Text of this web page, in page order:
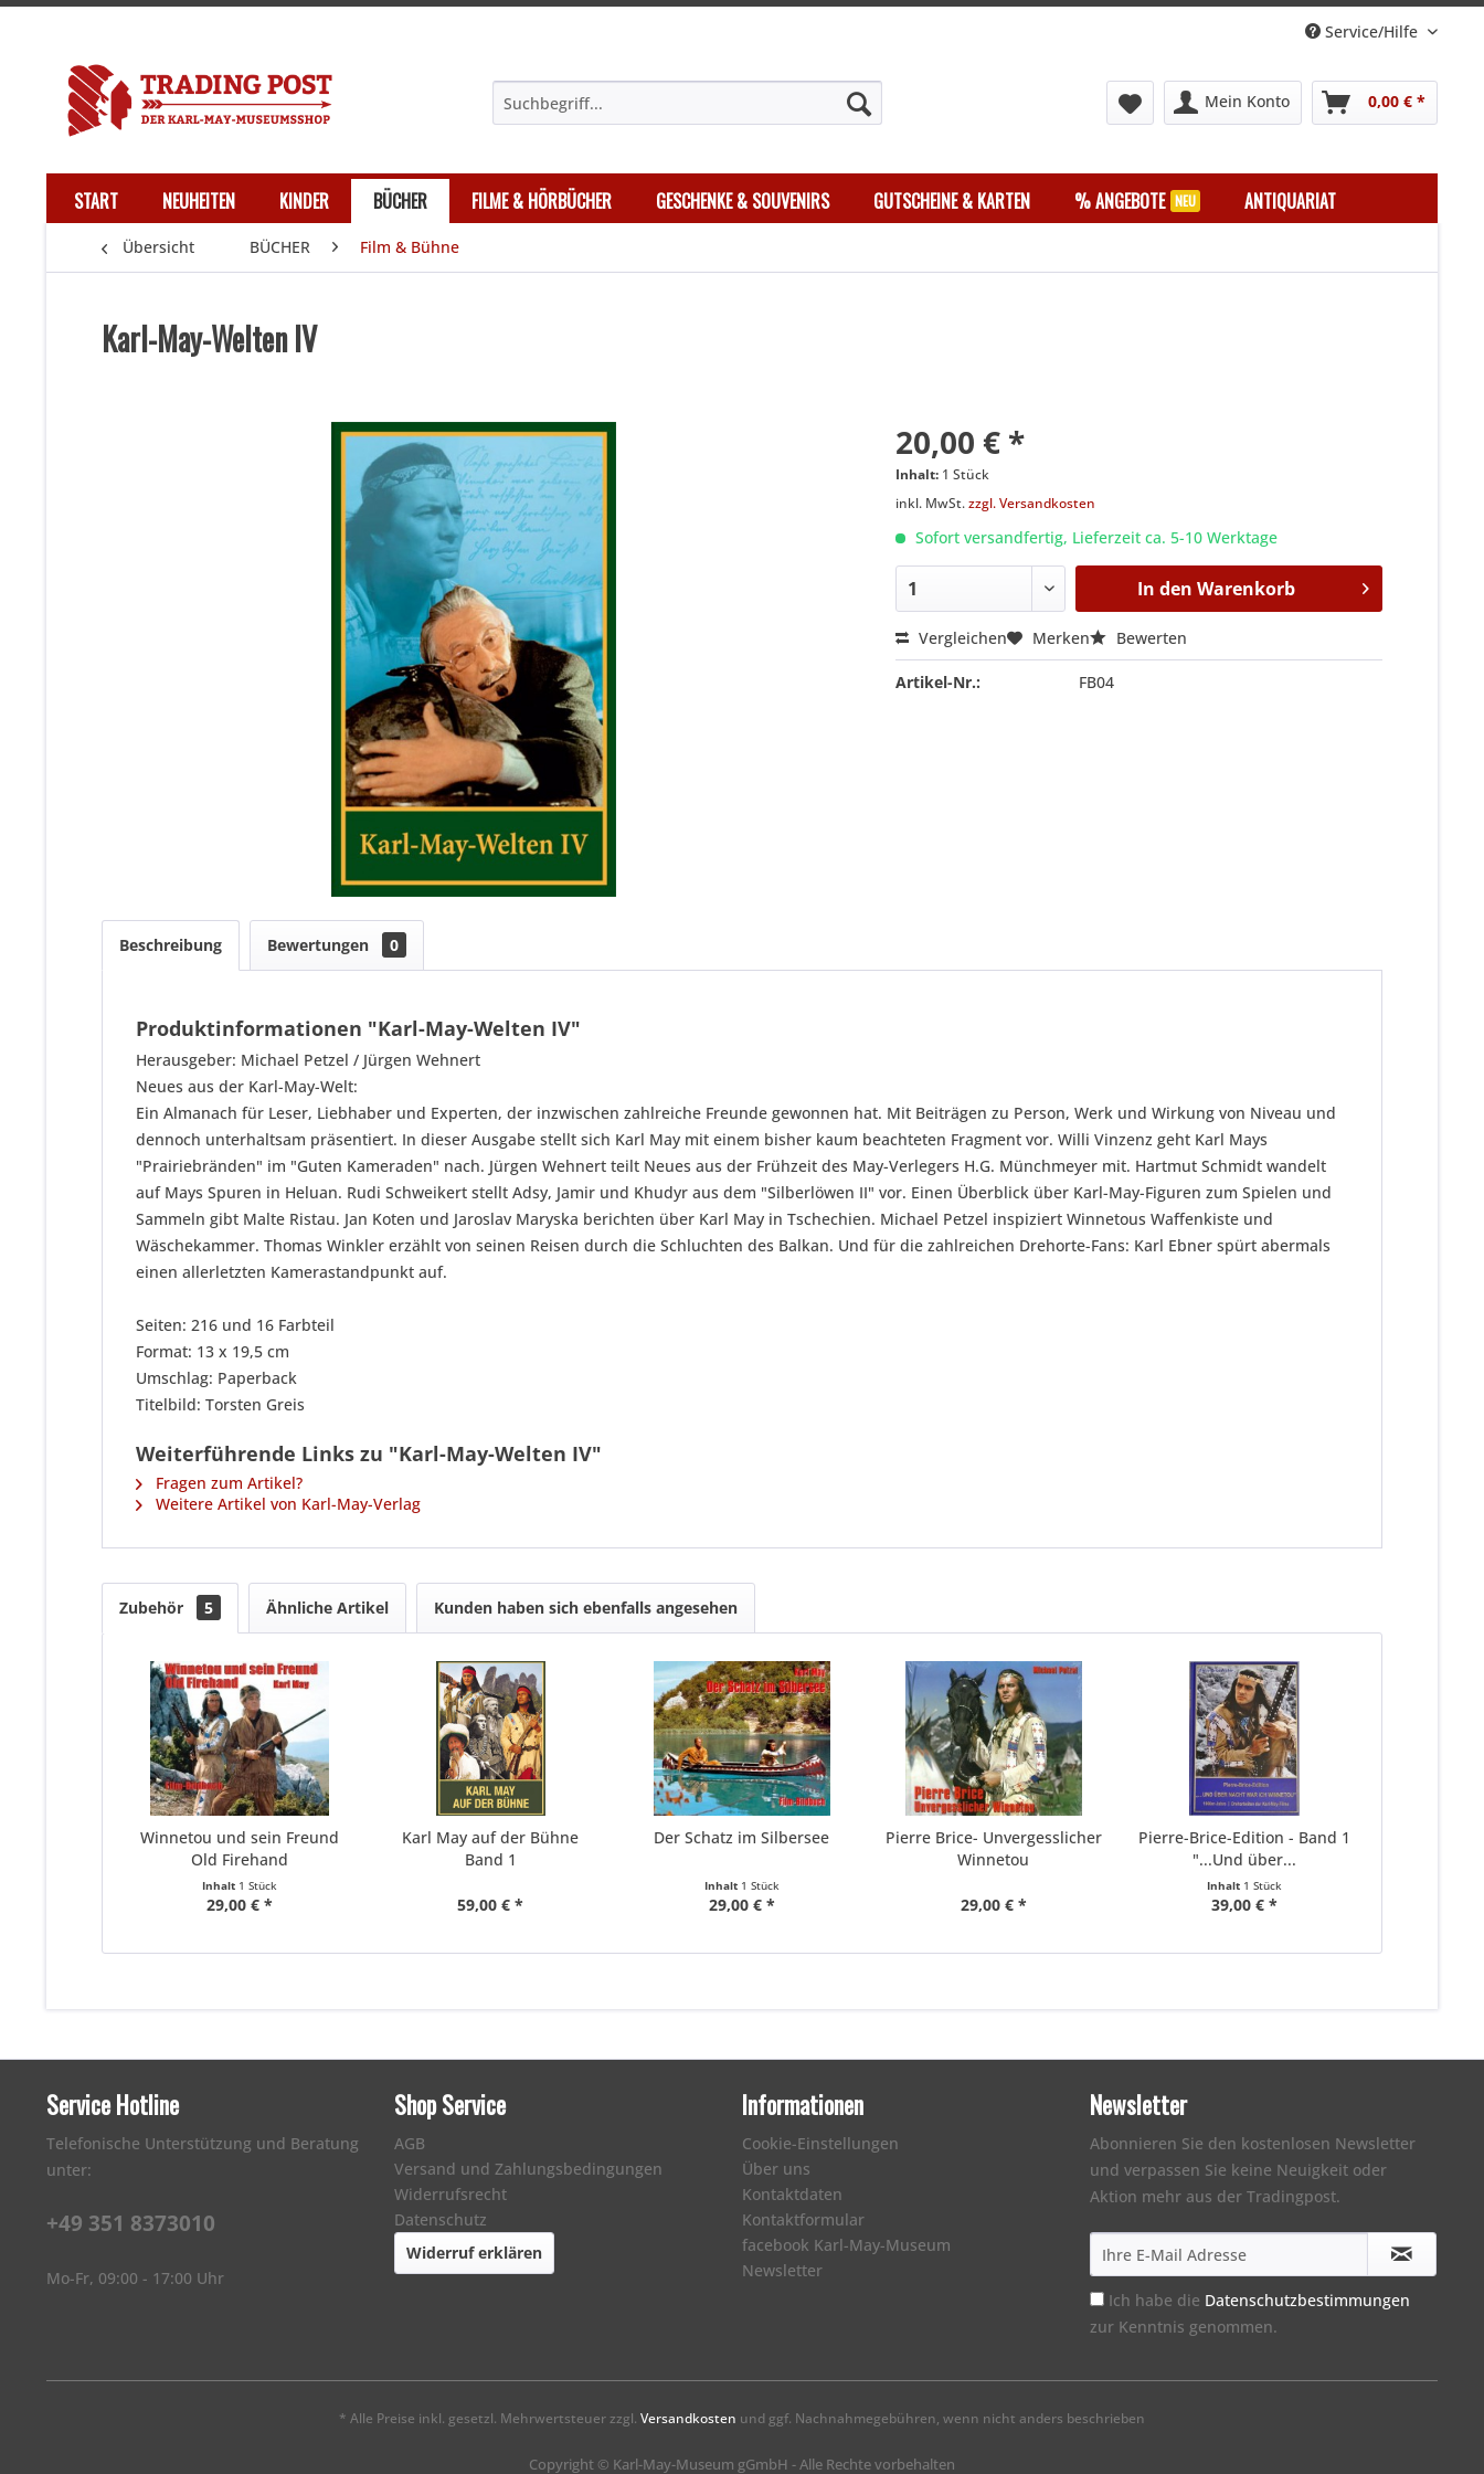
Service/Hilfe
Mein Konto 0,00 € *
START NEUHEITEN KINDER BÜCHER FILME & HÖRBÜCHER GESCHENKE & SOUVENIRS GUTSCHEINE & KARTEN % ANGEBOTE ANTIQUARIAT
Übersicht BÜCHER Film & Bühne
Karl-May-Welten IV
20,00 € *
Inhalt: 1 Stück
inkl. MwSt.zzgl. Versandkosten
Sofort versandfertig, Lieferzeit ca. 5-10 Werktage
In den Warenkorb
Vergleichen Merken Bewerten
Artikel-Nr.: FB04
Beschreibung Bewertungen 0
Produktinformationen "Karl-May-Welten IV"
Herausgeber: Michael Petzel / Jürgen Wehnert
Neues aus der Karl-May-Welt:
Ein Almanach für Leser, Liebhaber und Experten, der inzwischen zahlreiche Freunde gewonnen hat. Mit Beiträgen zu Person, Werk und Wirkung von Niveau und
dennoch unterhaltsam präsentiert. In dieser Ausgabe stellt sich Karl May mit einem bisher kaum beachteten Fragment vor. Willi Vinzenz geht Karl Mays
"Prairiebränden" im "Guten Kameraden" nach. Jürgen Wehnert teilt Neues aus der Frühzeit des May-Verlegers H.G. Münchmeyer mit. Hartmut Schmidt wandelt
auf Mays Spuren in Heluan. Rudi Schweikert stellt Adsy, Jamir und Khudyr aus dem "Silberlöwen II" vor. Einen Überblick über Karl-May-Figuren zum Spielen und
Sammeln gibt Malte Ristau. Jan Koten und Jaroslav Maryska berichten über Karl May in Tschechien. Michael Petzel inspiziert Winnetous Waffenkiste und
Wäschekammer. Thomas Winkler erzählt von seinen Reisen durch die Schluchten des Balkan. Und für die zahlreichen Drehorte-Fans: Karl Ebner spürt abermals
einen allerletzten Kamerastandpunkt auf.
Seiten: 216 und 16 Farbteil
Format: 13 x 19,5 cm
Umschlag: Paperback
Titelbild: Torsten Greis
Weiterführende Links zu "Karl-May-Welten IV"
Fragen zum Artikel?
Weitere Artikel von Karl-May-Verlag
Zubehör 5 Ähnliche Artikel Kunden haben sich ebenfalls angesehen
Winnetou und sein Freund
Old Firehand
Inhalt 1 Stück
29,00 € *
Karl May auf der Bühne
Band 1
59,00 € *
Der Schatz im Silbersee
Inhalt 1 Stück
29,00 € *
Pierre Brice- Unvergesslicher
Winnetou
29,00 € *
Pierre-Brice-Edition - Band 1
"...Und über...
Inhalt 1 Stück
39,00 € *
Service Hotline
Telefonische Unterstützung und Beratung
unter:
+49 351 8373010
Mo-Fr, 09:00 - 17:00 Uhr
Shop Service
AGB
Versand und Zahlungsbedingungen
Widerrufsrecht
Datenschutz
Widerruf erklären
Informationen
Cookie-Einstellungen
Über uns
Kontaktdaten
Kontaktformular
facebook Karl-May-Museum
Newsletter
Newsletter
Abonnieren Sie den kostenlosen Newsletter
und verpassen Sie keine Neuigkeit oder
Aktion mehr aus der Tradingpost.
Ich habe die Datenschutzbestimmungen
zur Kenntnis genommen.
* Alle Preise inkl. gesetzl. Mehrwertsteuer zzgl. Versandkosten und ggf. Nachnahmegebühren, wenn nicht anders beschrieben
Copyright © Karl-May-Museum gGmbH - Alle Rechte vorbehalten